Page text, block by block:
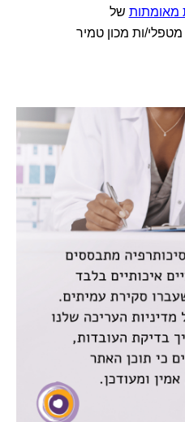
מאומתות של
ות מכון טמיר